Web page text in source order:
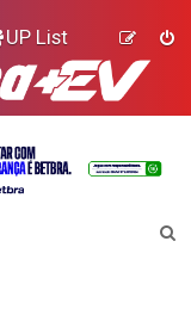
UP List